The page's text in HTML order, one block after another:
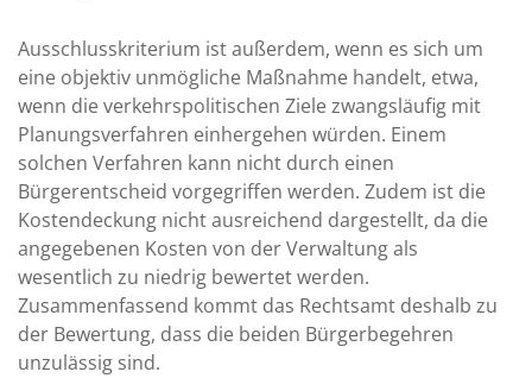
Ausschlusskriterium ist außerdem, wenn es sich um
eine objektiv unmögliche Maßnahme handelt, etwa,
wenn die verkehrspolitischen Ziele zwangsläufig mit
Planungsverfahren einhergehen würden. Einem
solchen Verfahren kann nicht durch einen
Bürgerentscheid vorgegriffen werden. Zudem ist die
Kostendeckung nicht ausreichend dargestellt, da die
angegebenen Kosten von der Verwaltung als
wesentlich zu niedrig bewertet werden.
Zusammenfassend kommt das Rechtsamt deshalb zu
der Bewertung, dass die beiden Bürgerbegehren
unzulässig sind.